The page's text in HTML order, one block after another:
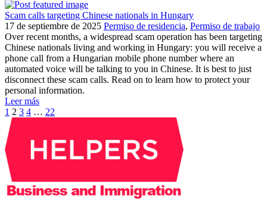
Scam calls targeting Chinese nationals in Hungary
17 de septiembre de 2025 Permiso de residencia, Permiso de trabajo
Over recent months, a widespread scam operation has been targeting
Chinese nationals living and working in Hungary: you will receive a
phone call from a Hungarian mobile phone number where an
automated voice will be talking to you in Chinese. It is best to just
disconnect these scam calls. Read on to learn how to protect your
personal information.
Leer más
1 2 3 4 … 22